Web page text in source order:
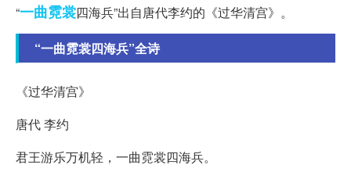
“一曲霓裳四海兵”出自唐代李约的《过华清宫》。
“一曲霓裳四海兵”全诗
《过华清宫》
唐代 李约
君王游乐万机轻，一曲霓裳四海兵。